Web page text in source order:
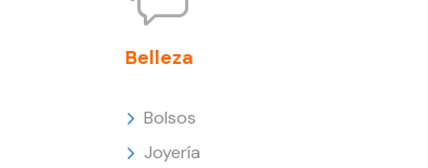
Belleza
Bolsos
Joyería